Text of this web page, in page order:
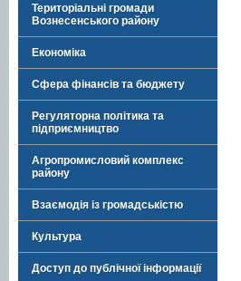
Територіальні громади
Вознесенського району
Економіка
Сфера фінансів та бюджету
Регуляторна політика та
підприємництво
Агропромисловий комплекс
району
Взаємодія із громадськістю
Культура
Доступ до публічної інформації